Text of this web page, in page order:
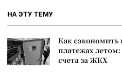
НА ЭТУ ТЕМУ
Как
платежах
счета за ЖКХ